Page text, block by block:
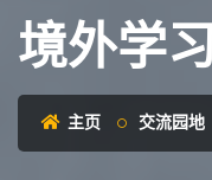
境外学习
主页 交流园地